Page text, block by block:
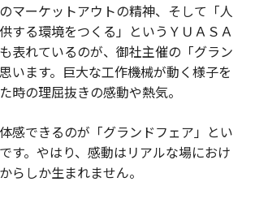
マーケットアウトの精神、そして「人
する環境をつくる」というＹＵＡＳＡ
表れているのが、御社主催の「グラン
います。巨大な工作機械が動く様子を
時の理屈抜きの感動や熱気。
感できるのが「グランドフェア」とい
す。やはり、感動はリアルな場におけ
らしか生まれません。